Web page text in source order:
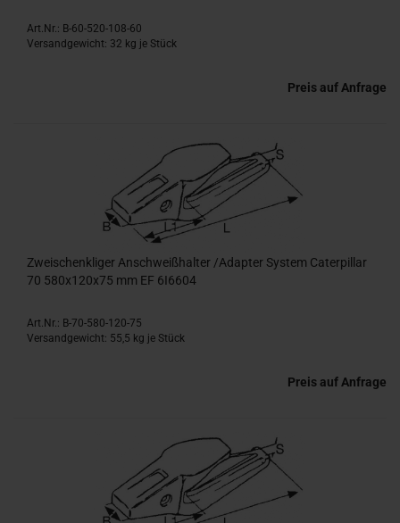
Art.Nr.: B-60-520-108-60
Versandgewicht: 32 kg je Stück
Preis auf Anfrage
Zweischenkliger Anschweißhalter /Adapter System Caterpillar
70 580x120x75 mm EF 6I6604
Art.Nr.: B-70-580-120-75
Versandgewicht: 55,5 kg je Stück
Preis auf Anfrage